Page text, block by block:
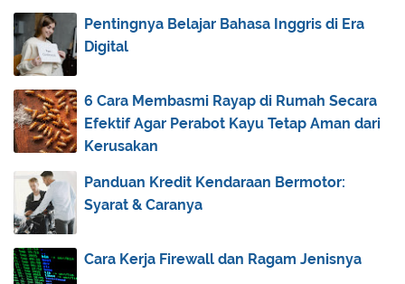
► October
► September
► August
► July (9)
► June(12)
► April(2)
▼ March(2)
Umroh Asyik Bersama Rabbani Tour
Do'a Pembukaan dan Penutupan Perkemahan
Tutup Tahun
Pentingnya Belajar Bahasa Inggris di Era
Digital
6 Cara Membasmi Rayap di Rumah Secara
Efektif Agar Perabot Kayu Tetap Aman dari
Kerusakan
Panduan Kredit Kendaraan Bermotor:
Syarat & Caranya
Cara Kerja Firewall dan Ragam Jenisnya